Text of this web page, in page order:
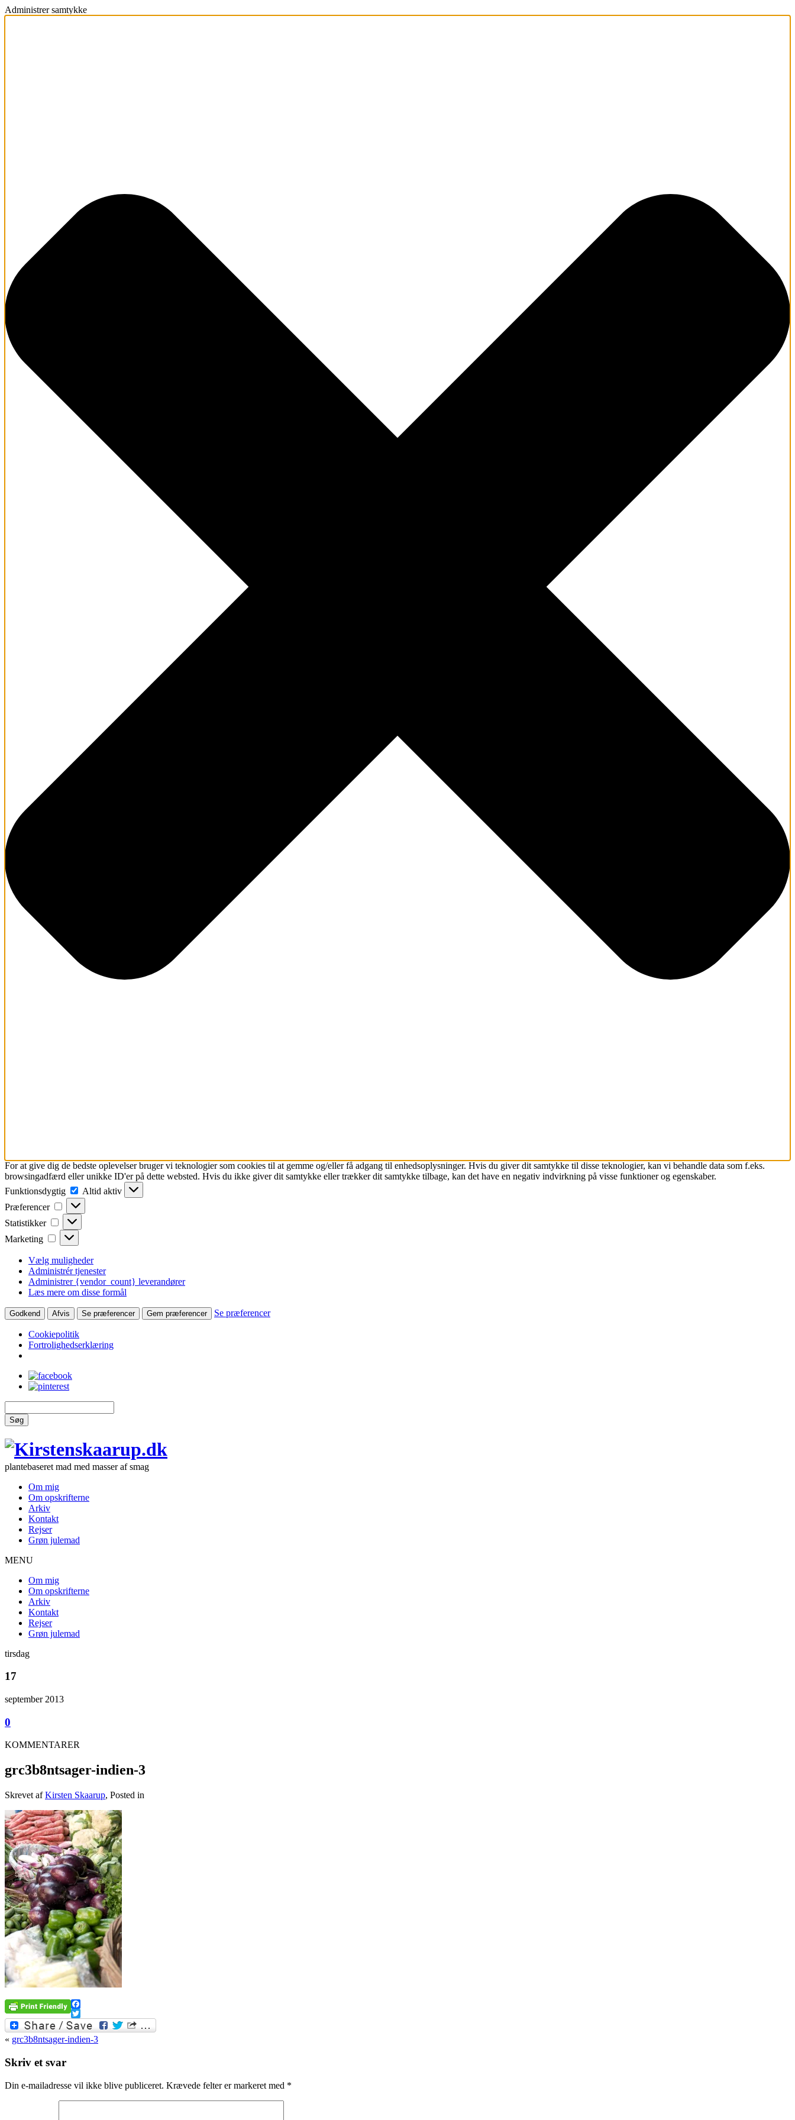
Administrer samtykke
For at give dig de bedste oplevelser bruger vi teknologier som cookies til at gemme og/eller få adgang til enhedsoplysninger. Hvis du giver dit samtykke til disse teknologier, kan vi behandle data som f.eks.
browsingadfærd eller unikke ID'er på dette websted. Hvis du ikke giver dit samtykke eller trækker dit samtykke tilbage, kan det have en negativ indvirkning på visse funktioner og egenskaber.
Funktionsdygtig
Funktionsdygtig
Altid aktiv
Præferencer
Præferencer
Statistikker Statistikker
Marketing Marketing
Vælg muligheder
Administrér tjenester
Administrer {vendor_count} leverandører
Læs mere om disse formål
Godkend Afvis Se præferencer Gem præferencer Se præferencer
Cookiepolitik
Fortrolighedserklæring
Søg
plantebaseret mad med masser af smag
Om mig
Om opskrifterne
Arkiv
Kontakt
Rejser
Grøn julemad
MENU
Om mig
Om opskrifterne
Arkiv
Kontakt
Rejser
Grøn julemad
tirsdag
17
september 2013
0
KOMMENTARER
grc3b8ntsager-indien-3
Skrevet afKirsten Skaarup, Posted in
Facebook
Twitter
« grc3b8ntsager-indien-3
Skriv et svar
Din e-mailadresse vil ikke blive publiceret. Krævede felter er markeret med *